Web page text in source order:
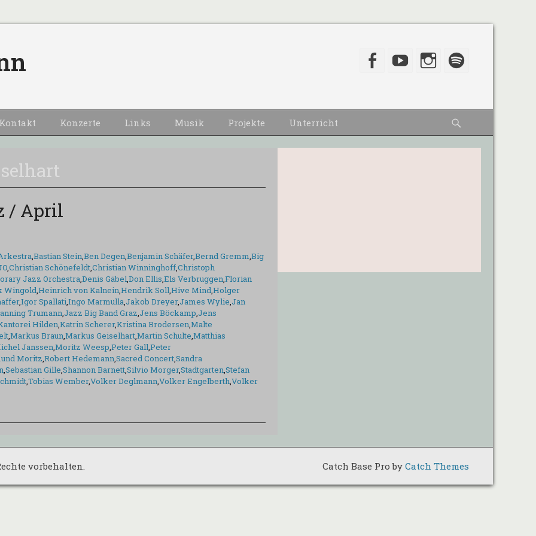
Facebook
YouTubeInstagram
Kontakt Konzerte Links Musik Projekte Unterricht
/ April
,Bastian Stein,Ben Degen,Benjamin Schäfer,Bernd Gremm,Big
,Christian Schönefeldt,Christian Winninghoff,Christoph
Jazz Orchestra,Denis Gäbel,Don Ellis,Els Verbruggen,Florian
Wingold,Heinrich von Kalnein,Hendrik Soll,Hive Mind,Holger
,Igor Spallati,Ingo Marmulla,Jakob Dreyer,James Wylie,Jan
Trumann,Jazz Big Band Graz,Jens Böckamp,Jens
Hilden,Katrin Scherer,Kristina Brodersen,Malte
,Markus Braun,Markus Geiselhart,Martin Schulte,Matthias
Janssen,Moritz Weesp,Peter Gall,Peter
Moritz,Robert Hedemann,Sacred Concert,Sandra
,Sebastian Gille,Shannon Barnett,Silvio Morger,Stadtgarten,Stefan
,Tobias Wember,Volker Deglmann,Volker Engelberth,Volker
vorbehalten. Catch Base Pro by Catch Themes